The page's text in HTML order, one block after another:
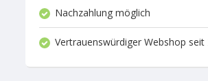
Nachzahlung möglich
Vertrauenswürdiger Webshop seit